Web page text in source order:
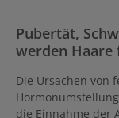
Pubertät,
werden Haare
Die Ursachen von
die Einnahme der